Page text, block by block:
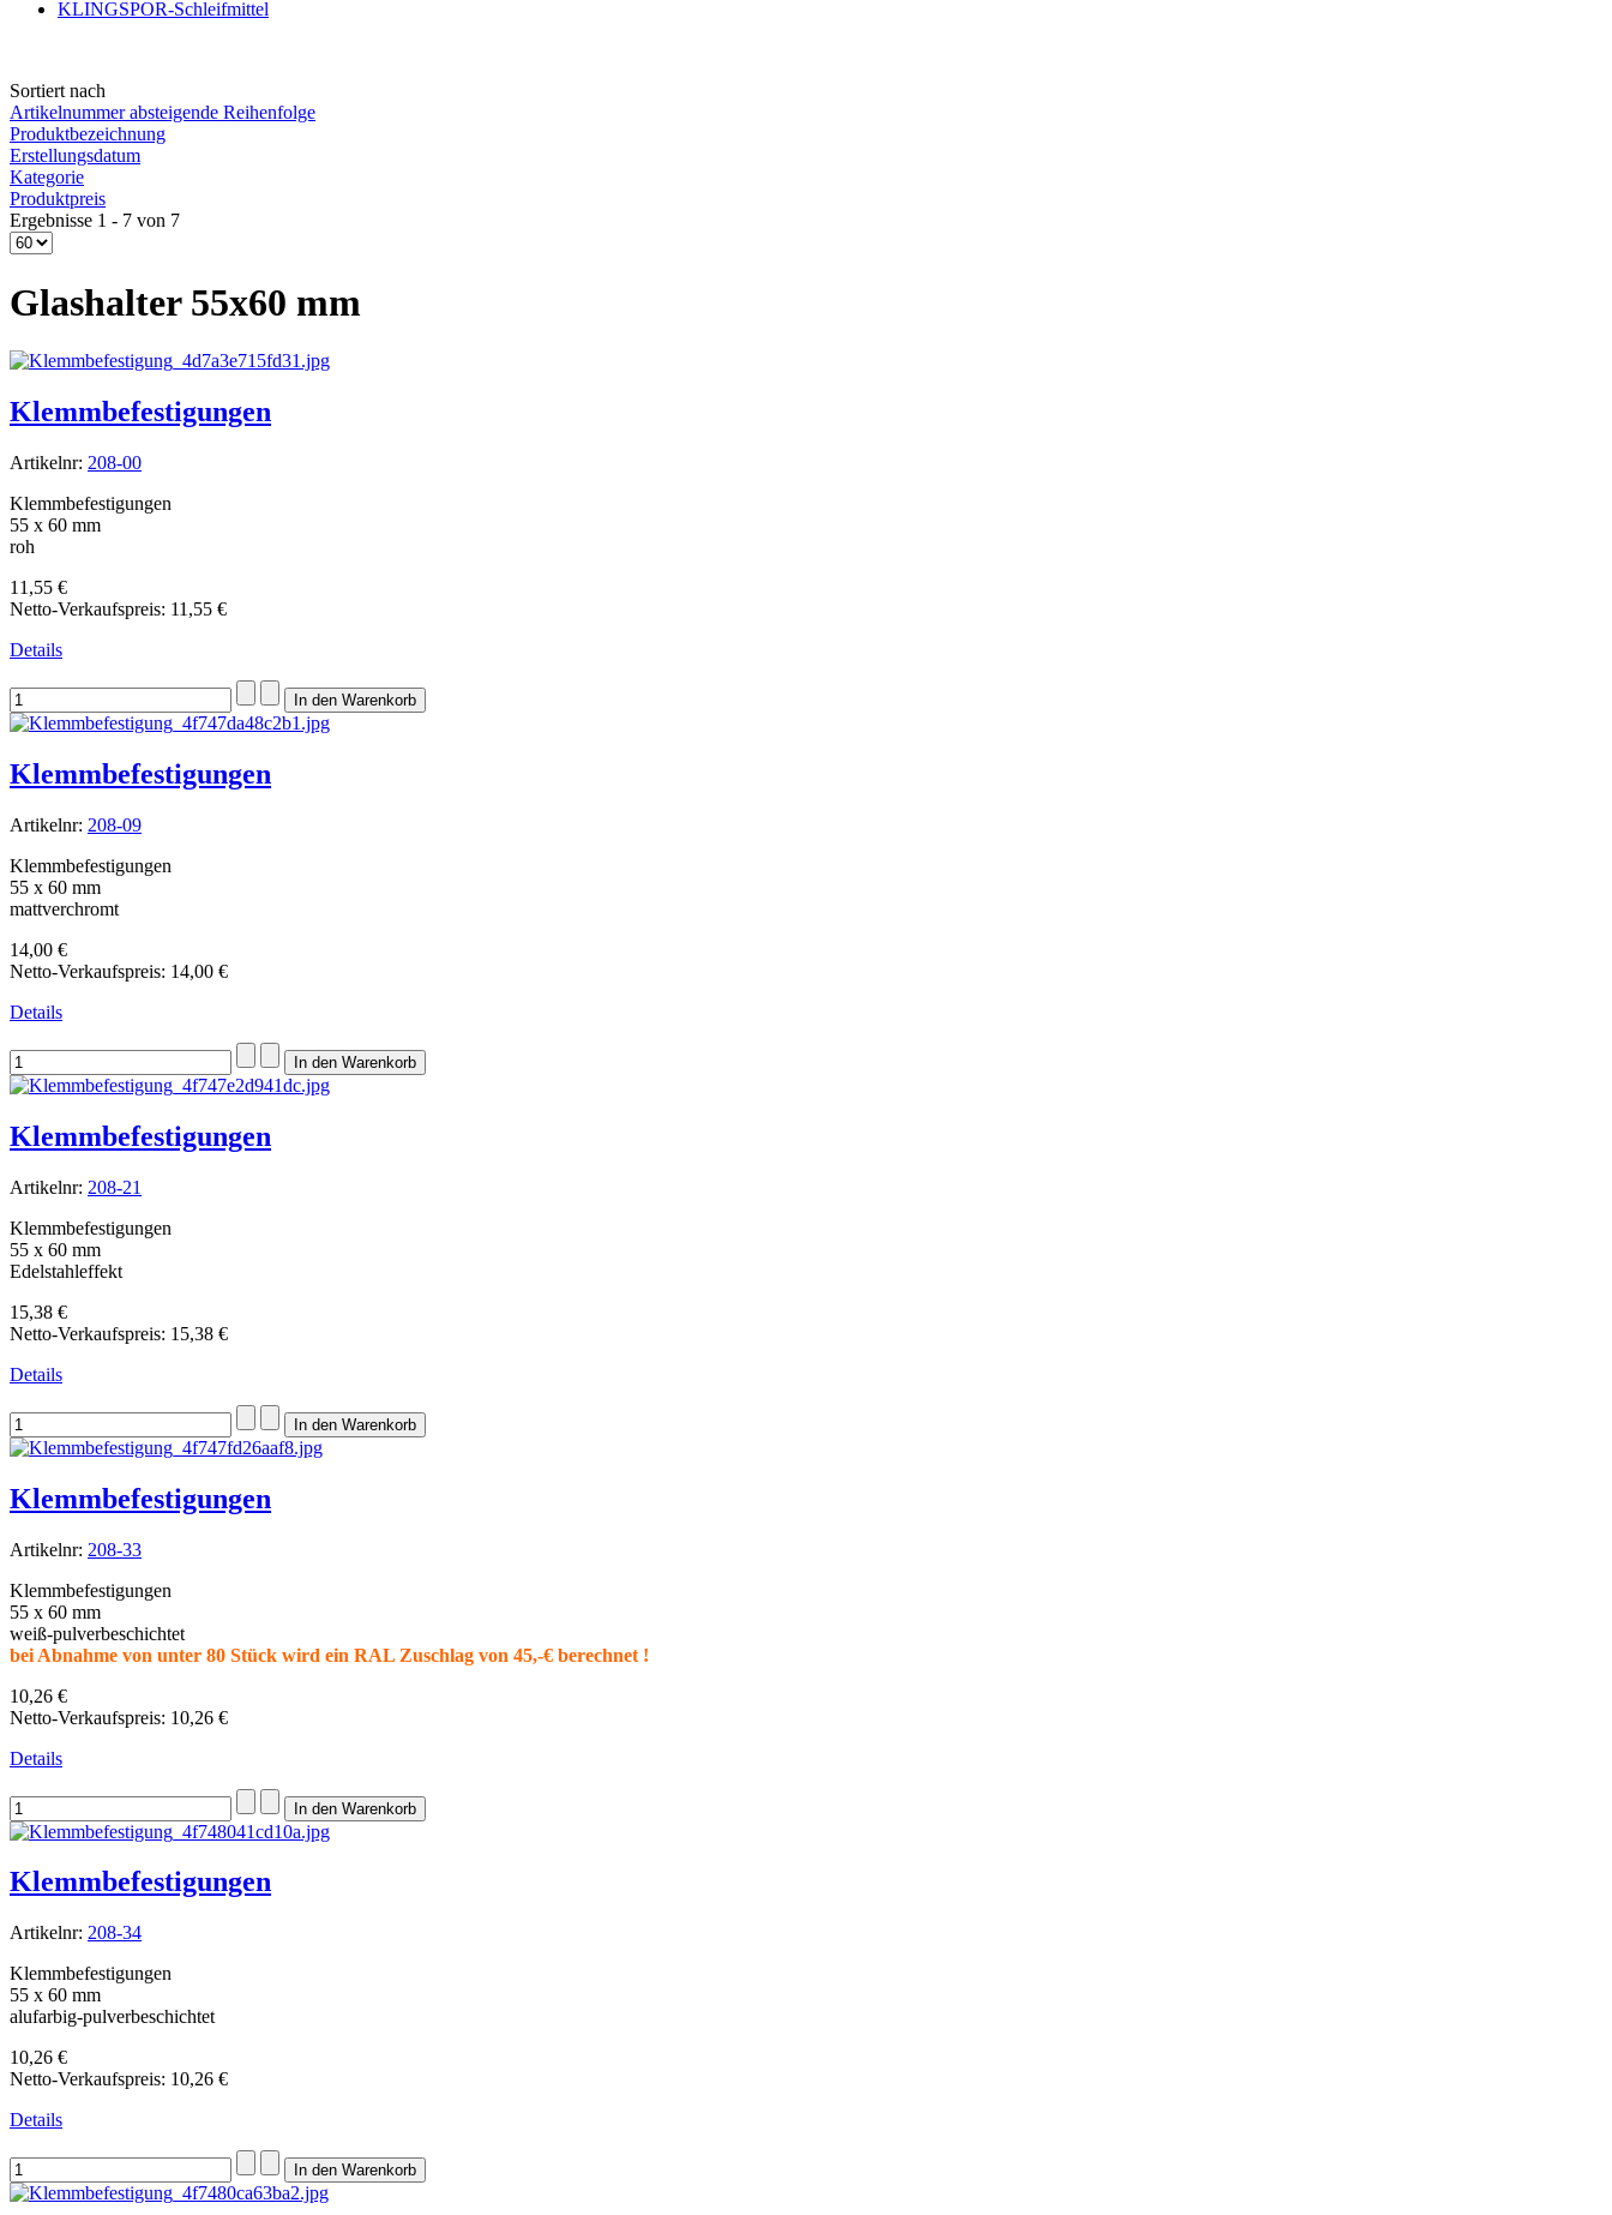
KLINGSPOR-Schleifmittel
Sortiert nach
Artikelnummer absteigende Reihenfolge
Produktbezeichnung
Erstellungsdatum
Kategorie
Produktpreis
Ergebnisse 1 - 7 von 7
Glashalter 55x60 mm
Klemmbefestigungen
Artikelnr: 208-00
Klemmbefestigungen
55 x 60 mm
roh
11,55 €
Netto-Verkaufspreis: 11,55 €
Details
Klemmbefestigungen
Artikelnr: 208-09
Klemmbefestigungen
55 x 60 mm
mattverchromt
14,00 €
Netto-Verkaufspreis: 14,00 €
Details
Klemmbefestigungen
Artikelnr: 208-21
Klemmbefestigungen
55 x 60 mm
Edelstahleffekt
15,38 €
Netto-Verkaufspreis: 15,38 €
Details
Klemmbefestigungen
Artikelnr: 208-33
Klemmbefestigungen
55 x 60 mm
weiß-pulverbeschichtet
bei Abnahme von unter 80 Stück wird ein RAL Zuschlag von 45,-€ berechnet !
10,26 €
Netto-Verkaufspreis: 10,26 €
Details
Klemmbefestigungen
Artikelnr: 208-34
Klemmbefestigungen
55 x 60 mm
alufarbig-pulverbeschichtet
10,26 €
Netto-Verkaufspreis: 10,26 €
Details